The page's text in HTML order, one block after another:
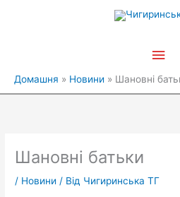
Домашня Новини Шановні
Шановні батьки
/ Новини / Від Чигиринська ТГ